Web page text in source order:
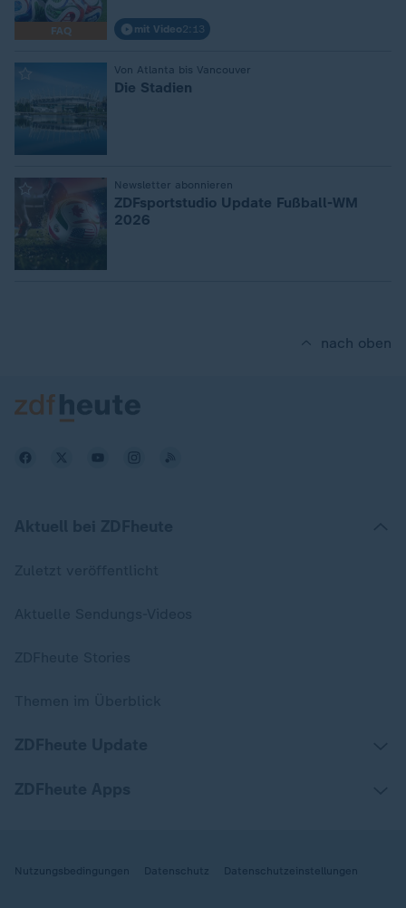
FAQ mit Video2:13
Von Atlanta bis Vancouver
Die Stadien
Newsletter abonnieren
ZDFsportstudio Update Fußball-WM
2026
nach oben
Nutzungsbedingungen Datenschutz Datenschutzeinstellungen